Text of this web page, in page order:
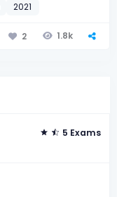
2021
2 1.8k
5 Exams